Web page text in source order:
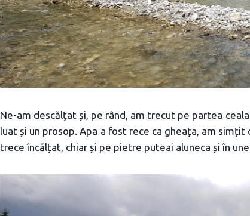
Ne-am descălțat și, pe rând, am trecut pe partea
luat și un prosop. Apa a fost rece ca gheața, am simțit
trece încălțat, chiar și pe pietre puteai aluneca și în